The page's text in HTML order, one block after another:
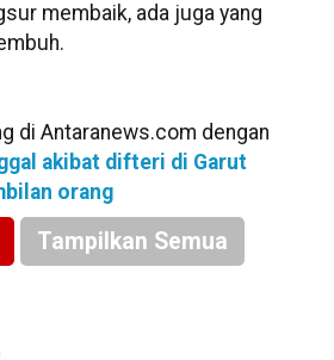
membaik, ada juga yang
di Antaranews.com dengan
akibat difteri di Garut
orang
Tampilkan Semua